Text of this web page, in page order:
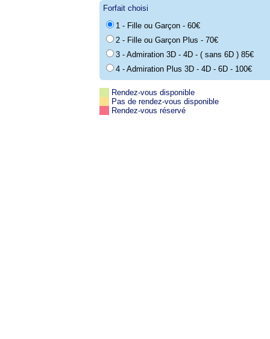
Forfait choisi
1 - Fille ou Garçon - 60€
2 - Fille ou Garçon Plus - 70€
3 - Admiration 3D - 4D - ( sans 6D ) 85€
4 - Admiration Plus 3D - 4D - 6D - 100€
Rendez-vous disponible
Pas de rendez-vous disponible
Rendez-vous réservé